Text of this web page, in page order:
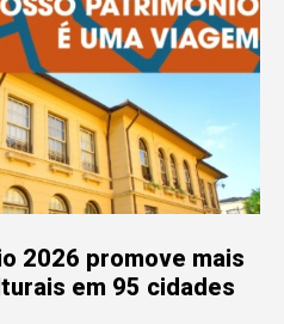
2026 promove mais
em 95 cidades